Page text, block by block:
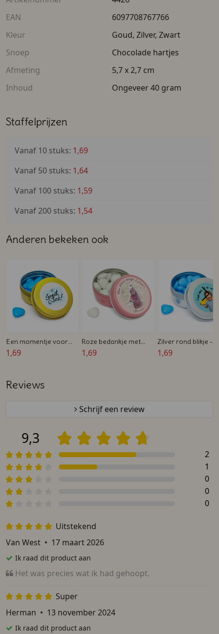
Goed om te weten
Je mag zelf kiezen welke snoepjes je in het blikje wilt. Te
kiezen valt uit pepermuntjes, chocolaatjes, dropjes,
banaantjes of zuurtjes.
Het stickertje is ook naar eigen wens te ontwerpen met
ons ontwerpprogramma. Ook laten ontwerpen is gratis
EAN
6097708767766
Kleur
Goud, Zilver, Zwart
Snoep
Chocolade hartjes
Afmeting
5,7 x 2,7 cm
Inhoud
Ongeveer 40 gram
Staffelprijzen
Vanaf 10 stuks: 1,69
Vanaf 50 stuks: 1,64
Vanaf 100 stuks: 1,59
Vanaf 200 stuks: 1,54
Anderen bekeken ook
Een momentje voor
een complimentje
1,69
Roze bedankje met
foto - Traktatie blikje -
1,69
Zilver rond blikje -
Gevuld met Snoep
1,69
Reviews
Schrijf een review
9,3
2
1
0
0
0
Uitstekend
Van West • 17 maart 2026
Ik raad dit product aan
Het was precies wat ik had gehoopt.
Super
Herman • 13 november 2024
Ik raad dit product aan